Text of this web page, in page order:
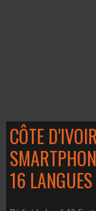
CÔTE
16 LANGUES